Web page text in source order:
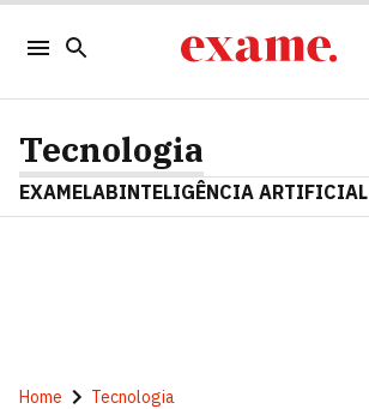
Tecnologia
EXAMELABINTELIGÊNCIA ARTIFICIAL
Home Tecnologia